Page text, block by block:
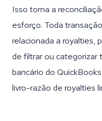
Isso torna a
esforço. Toda
relacionada a royalties,
de filtrar ou categorizar
bancário do
livro-razão de royalties